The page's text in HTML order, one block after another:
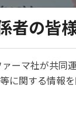
者の皆
ーマ社が共同
に関する情報